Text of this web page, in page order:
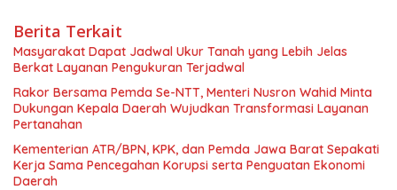
Berita Terkait
Masyarakat Dapat Jadwal Ukur Tanah yang Lebih Jelas
Berkat Layanan Pengukuran Terjadwal
Rakor Bersama Pemda Se-NTT, Menteri Nusron Wahid Minta
Dukungan Kepala Daerah Wujudkan Transformasi Layanan
Pertanahan
Kementerian ATR/BPN, KPK, dan Pemda Jawa Barat Sepakati
Kerja Sama Pencegahan Korupsi serta Penguatan Ekonomi
Daerah